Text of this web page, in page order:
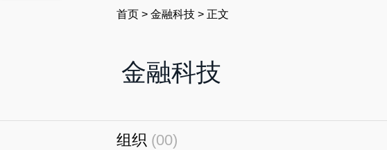
首页 > 金融科技 > 正文
金融科技
组织 (00)